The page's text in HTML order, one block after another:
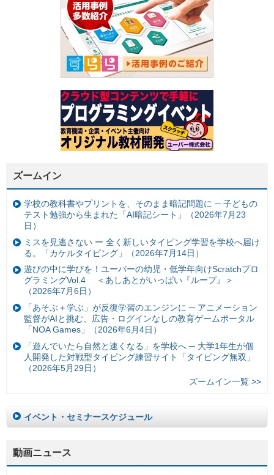
ズームイン
学校の教科書やプリントを、そのまま暗記問題に ─ 子どもの
テスト勉強から生まれた「AI暗記シート」（2026年7月23
日）
ミスを見逃さない ー 全く新しいタイピング学習を学校へ届け
る。「カケルタイピング」（2026年7月14日）
遊びの中に学びを！ユーバーの幼児・低学年向けScratchプロ
グラミングVol.4 ＜あしあとがいっぱい『ループ』＞
（2026年7月6日）
「あそぶ＋学ぶ」が反復学習のエンジンに ─ アニメーション
監督がAIと挑む、広告・ログインなしの教育ゲームポータル
「NOA Games」（2026年6月4日）
「遊んでいたら自然と速くなる」を学校へ ─ 大学1年生が個
人開発した対戦型タイピング練習サイト「タイピング無双」
（2026年5月29日）
ズームイン一覧 >>
イベント・セミナースケジュール
動画ニュース